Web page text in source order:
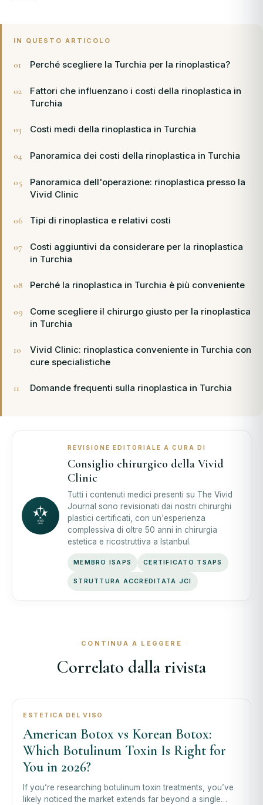
IN QUESTO ARTICOLO
Perché scegliere la Turchia per la rinoplastica?
Fattori che influenzano i costi della rinoplastica in
Turchia
Costi medi della rinoplastica in Turchia
Panoramica dei costi della rinoplastica in Turchia
Panoramica dell'operazione: rinoplastica presso la
Vivid Clinic
Tipi di rinoplastica e relativi costi
Costi aggiuntivi da considerare per la rinoplastica
in Turchia
Perché la rinoplastica in Turchia è più conveniente
Come scegliere il chirurgo giusto per la rinoplastica
in Turchia
Vivid Clinic: rinoplastica conveniente in Turchia con
cure specialistiche
Domande frequenti sulla rinoplastica in Turchia
REVISIONE EDITORIALE A CURA DI
Consiglio chirurgico della Vivid
Clinic
Tutti i contenuti medici presenti su The Vivid
Journal sono revisionati dai nostri chirurghi
plastici certificati, con un'esperienza
complessiva di oltre 50 anni in chirurgia
estetica e ricostruttiva a Istanbul.
MEMBRO ISAPS CERTIFICATO TSAPS
STRUTTURA ACCREDITATA JCI
CONTINUA A LEGGERE
Correlato dalla rivista
ESTETICA DEL VISO
American Botox vs Korean Botox:
Which Botulinum Toxin Is Right for
You in 2026?
If you’re researching botulinum toxin treatments, you’ve
likely noticed the market extends far beyond a single